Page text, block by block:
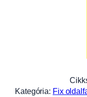
Kategória: Fix